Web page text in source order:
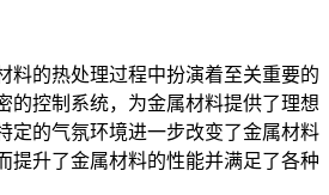
料的热处理过程中扮演着至关重要的
的控制系统，为金属材料提供了理想
定的气氛环境进一步改变了金属材料
提升了金属材料的性能并满足了各种